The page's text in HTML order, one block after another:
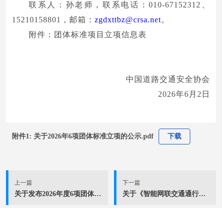
联系人：孙老师，联系电话：010-67152312、
15210158801，邮箱： zgdxttbz@crsa.net。
附件：团体标准项目立项信息表
中国道路交通安全协会
2026年6月2日
附件1: 关于2026年6项团体标准立项的公示.pdf 下载
上一篇
关于发布2026年度6项团体标准立项的公告
下一篇
关于《智能网联交通通行安全管理系统微服务数据交互规范》《智能网联交通通行安全管理系统组成与平台架构》等2项团体标准立项的通知​